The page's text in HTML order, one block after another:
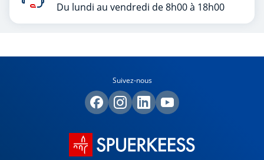
Du lundi au vendredi de 8h00 à 18h00
Suivez-nous